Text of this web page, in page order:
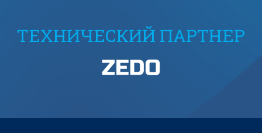
ТЕХНИЧЕСКИЙ ПАРТНЕР